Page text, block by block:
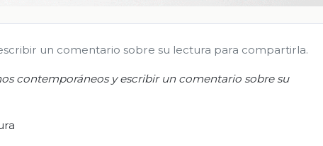
un comentario sobre su lectura para compartirla.
contemporáneos y escribir un comentario sobre su